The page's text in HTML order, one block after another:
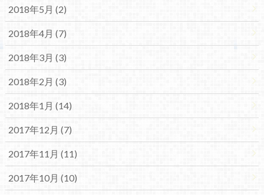
2018年5月 (2)
2018年4月 (7)
2018年3月 (3)
2018年2月 (3)
2018年1月 (14)
2017年12月 (7)
2017年11月 (11)
2017年10月 (10)